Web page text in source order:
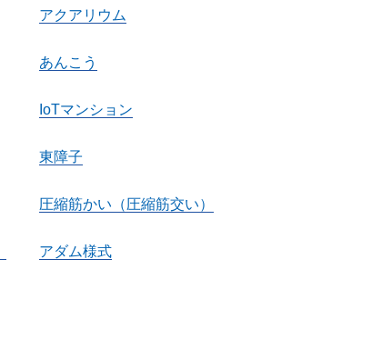
アクアリウム
あんこう
IoTマンション
東障子
圧縮筋かい（圧縮筋交い）
アダム様式